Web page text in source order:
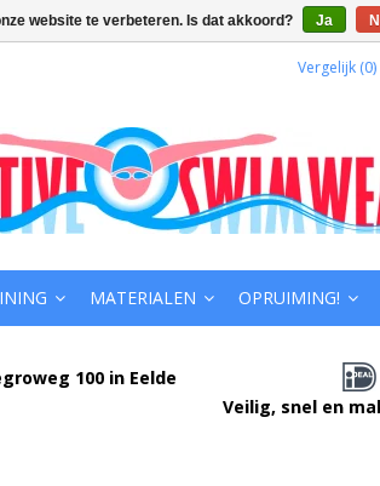
Vergelijk (0)
MATERIALEN OPRUIMING!
100 in Eelde
Veilig, snel en
website te verbeteren. Is dat akkoord? Ja